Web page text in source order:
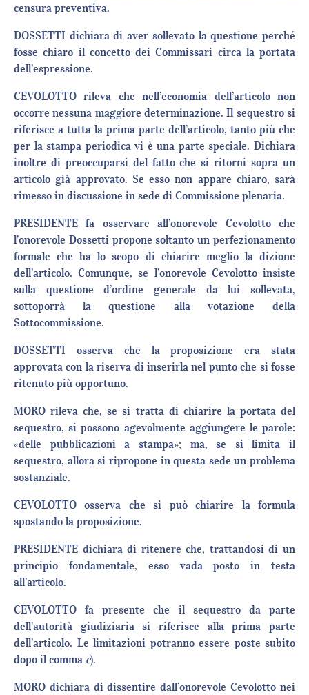
censura preventiva.
DOSSETTI dichiara di aver sollevato la questione perché
fosse chiaro il concetto dei Commissari circa la portata
dell’espressione.
CEVOLOTTO rileva che nell’economia dell’articolo non
occorre nessuna maggiore determinazione. Il sequestro si
riferisce a tutta la prima parte dell’articolo, tanto più che
per la stampa periodica vi è una parte speciale. Dichiara
inoltre di preoccuparsi del fatto che si ritorni sopra un
articolo già approvato. Se esso non appare chiaro, sarà
rimesso in discussione in sede di Commissione plenaria.
PRESIDENTE fa osservare all’onorevole Cevolotto che
l’onorevole Dossetti propone soltanto un perfezionamento
formale che ha lo scopo di chiarire meglio la dizione
dell’articolo. Comunque, se l’onorevole Cevolotto insiste
sulla questione d’ordine generale da lui sollevata,
sottoporrà la questione alla votazione della
Sottocommissione.
DOSSETTI osserva che la proposizione era stata
approvata con la riserva di inserirla nel punto che si fosse
ritenuto più opportuno.
MORO rileva che, se si tratta di chiarire la portata del
sequestro, si possono agevolmente aggiungere le parole:
«delle pubblicazioni a stampa»; ma, se si limita il
sequestro, allora si ripropone in questa sede un problema
sostanziale.
CEVOLOTTO osserva che si può chiarire la formula
spostando la proposizione.
PRESIDENTE dichiara di ritenere che, trattandosi di un
principio fondamentale, esso vada posto in testa
all’articolo.
CEVOLOTTO fa presente che il sequestro da parte
dell’autorità giudiziaria si riferisce alla prima parte
dell’articolo. Le limitazioni potranno essere poste subito
dopo il comma c).
MORO dichiara di dissentire dall’onorevole Cevolotto nei